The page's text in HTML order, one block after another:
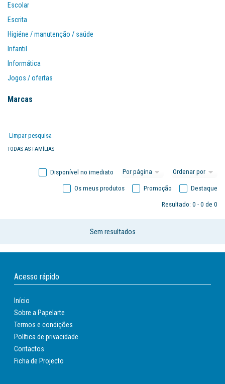
Escolar
Escrita
Higiéne / manutenção / saúde
Infantil
Informática
Jogos / ofertas
Papelarte
Marcas
Limpar pesquisa
TODAS AS FAMÍLIAS
Disponível no imediato
Destaque
Promoção
Os meus produtos
Resultado: 0 - 0 de 0
Sem resultados
Acesso rápido
Início
Sobre a Papelarte
Termos e condições
Política de privacidade
Contactos
Ficha de Projecto